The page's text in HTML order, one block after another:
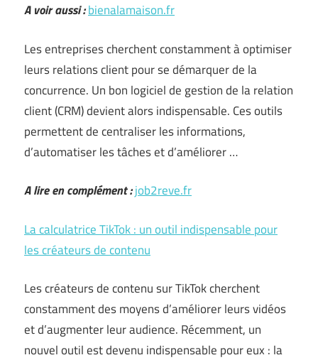
A voir aussi :bienalamaison.fr
Les entreprises cherchent constamment à optimiser
leurs relations client pour se démarquer de la
concurrence. Un bon logiciel de gestion de la relation
client (CRM) devient alors indispensable. Ces outils
permettent de centraliser les informations,
d’automatiser les tâches et d’améliorer …
A lire en complément :job2reve.fr
La calculatrice TikTok : un outil indispensable pour
les créateurs de contenu
Les créateurs de contenu sur TikTok cherchent
constamment des moyens d’améliorer leurs vidéos
et d’augmenter leur audience. Récemment, un
nouvel outil est devenu indispensable pour eux : la